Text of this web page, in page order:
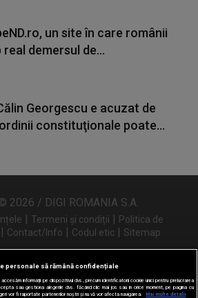
un site în care românii
demersul de...
Georgescu e acuzat de
constituţionale poate...
2026 / DIGI ROMANIA S.A.
| Termeni și condiții | Politica de
| Contact/Info | Codul etic | Sitemap
ne și pe
personale să rămână confidențiale
informații pe dispozitivul dvs., precum identificatorii cookie unici pentru prelucrarea
sau gestiona alegerile dvs. făcând clic mai jos sau în orice moment, pe pagina cu
vor fi raportate partenerilor noștri și nu vă vor afecta navigarea.
Mai multe detalii